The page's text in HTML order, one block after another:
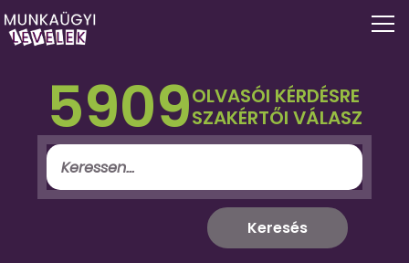
5909OLVASÓI KÉRDÉSRE
SZAKÉRTŐI VÁLASZ